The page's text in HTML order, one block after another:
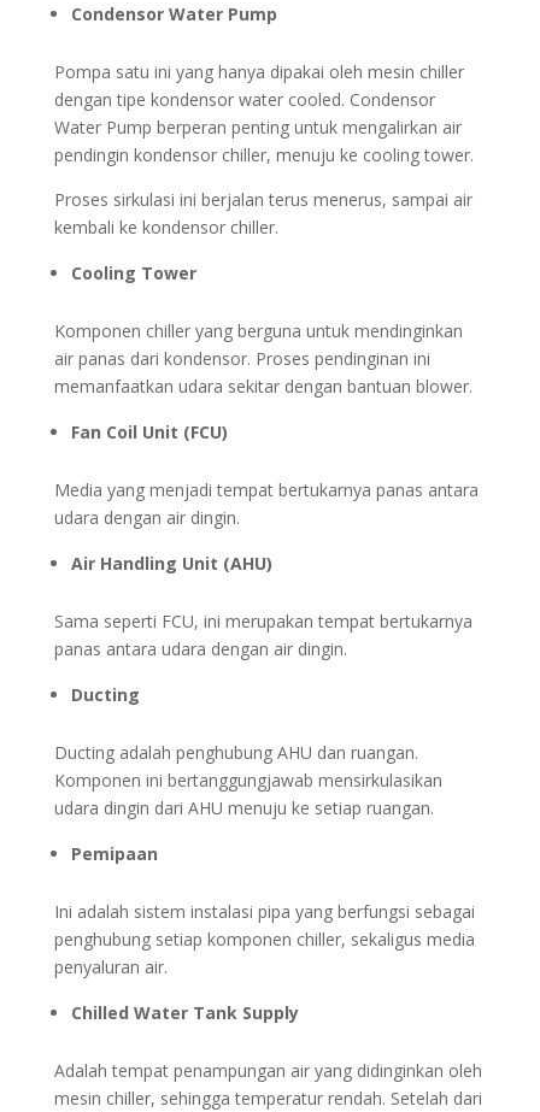
Condensor Water Pump
Pompa satu ini yang hanya dipakai oleh mesin chiller
dengan tipe kondensor water cooled. Condensor
Water Pump berperan penting untuk mengalirkan air
pendingin kondensor chiller, menuju ke cooling tower.
Proses sirkulasi ini berjalan terus menerus, sampai air
kembali ke kondensor chiller.
Cooling Tower
Komponen chiller yang berguna untuk mendinginkan
air panas dari kondensor. Proses pendinginan ini
memanfaatkan udara sekitar dengan bantuan blower.
Fan Coil Unit (FCU)
Media yang menjadi tempat bertukarnya panas antara
udara dengan air dingin.
Air Handling Unit (AHU)
Sama seperti FCU, ini merupakan tempat bertukarnya
panas antara udara dengan air dingin.
Ducting
Ducting adalah penghubung AHU dan ruangan.
Komponen ini bertanggungjawab mensirkulasikan
udara dingin dari AHU menuju ke setiap ruangan.
Pemipaan
Ini adalah sistem instalasi pipa yang berfungsi sebagai
penghubung setiap komponen chiller, sekaligus media
penyaluran air.
Chilled Water Tank Supply
Adalah tempat penampungan air yang didinginkan oleh
mesin chiller, sehingga temperatur rendah. Setelah dari